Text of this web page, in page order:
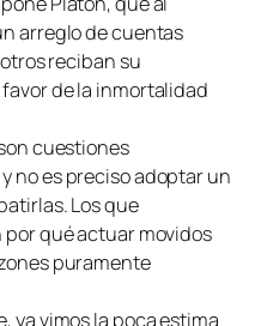
arreglo de cuentas
reciban su
de la inmortalidad
cuestiones
no es preciso adoptar un
Los que
qué actuar movidos
puramente
ya vimos la poca estima